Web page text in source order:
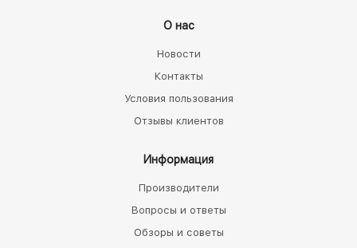
О нас
Новости
Контакты
Условия пользования
Отзывы клиентов
Информация
Производители
Вопросы и ответы
Обзоры и советы